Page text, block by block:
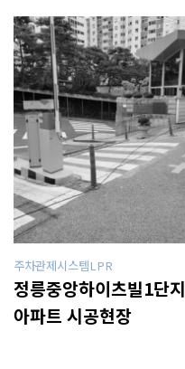
공
지
사
항
AS
센
터
주차관제시스템LPR
정릉중앙하이츠빌1단지
아파트 시공현장